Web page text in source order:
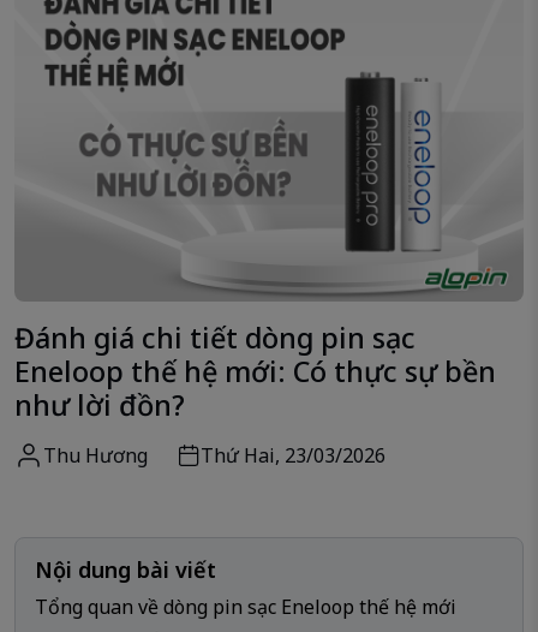
Đánh giá chi tiết dòng pin sạc
Eneloop thế hệ mới: Có thực sự bền
như lời đồn?
Thu Hương Thứ Hai, 23/03/2026
Nội dung bài viết
Tổng quan về dòng pin sạc Eneloop thế hệ mới